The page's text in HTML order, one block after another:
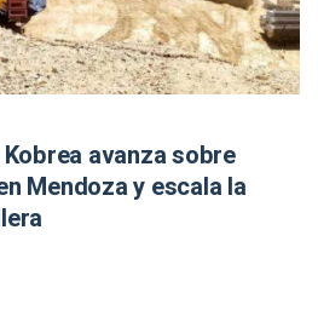
avanza sobre
Mendoza y escala la